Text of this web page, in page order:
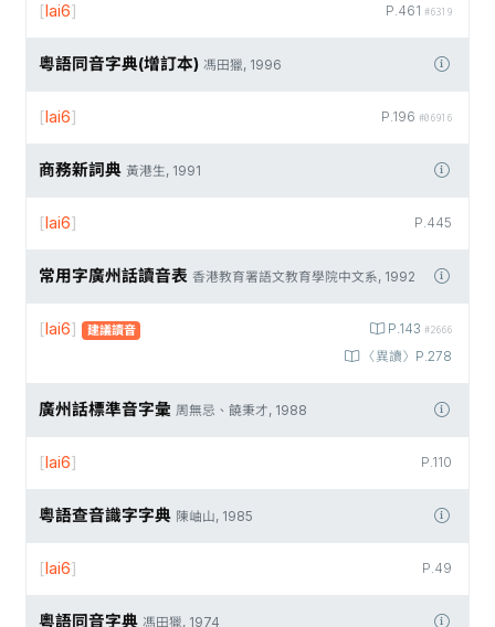
P.461 #6319
[lai6]
粵語同音字典(增訂本) 馮田獵, 1996
P.196 #06916
[lai6]
商務新詞典 黃港生, 1991
P.445
[lai6]
常用字廣州話讀音表 香港教育署語文教育學院中文系, 1992
P.143 #2666
〈異讀〉P.278
[lai6] 建議讀音
廣州話標準音字彙 周無忌、饒秉才, 1988
P.110
[lai6]
粵語查音識字字典 陳岫山, 1985
P.49
[lai6]
粵語同音字典 馮田獵, 1974